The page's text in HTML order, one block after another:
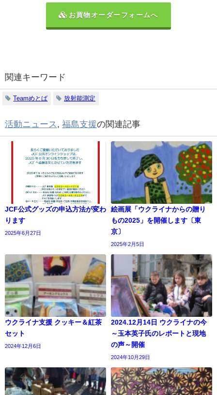
お買物オーダーフォームへ
関連キーワード
Teamめとば 放射能測定
活動ニュース , 福島支援の関連記事
JCF公式グッズの申込方法が変わ
ります
2025年6月27日
絵画展「ウクライナからの贈り
もの2025」を開催します〔東
京〕
2025年2月5日
ウクライナ支援 クッキー＆紅茶
セット
2024年12月6日
2024.12月14日 ウクライナの今
～玉本英子氏のレポートと現地
の声～開催
2024年10月29日